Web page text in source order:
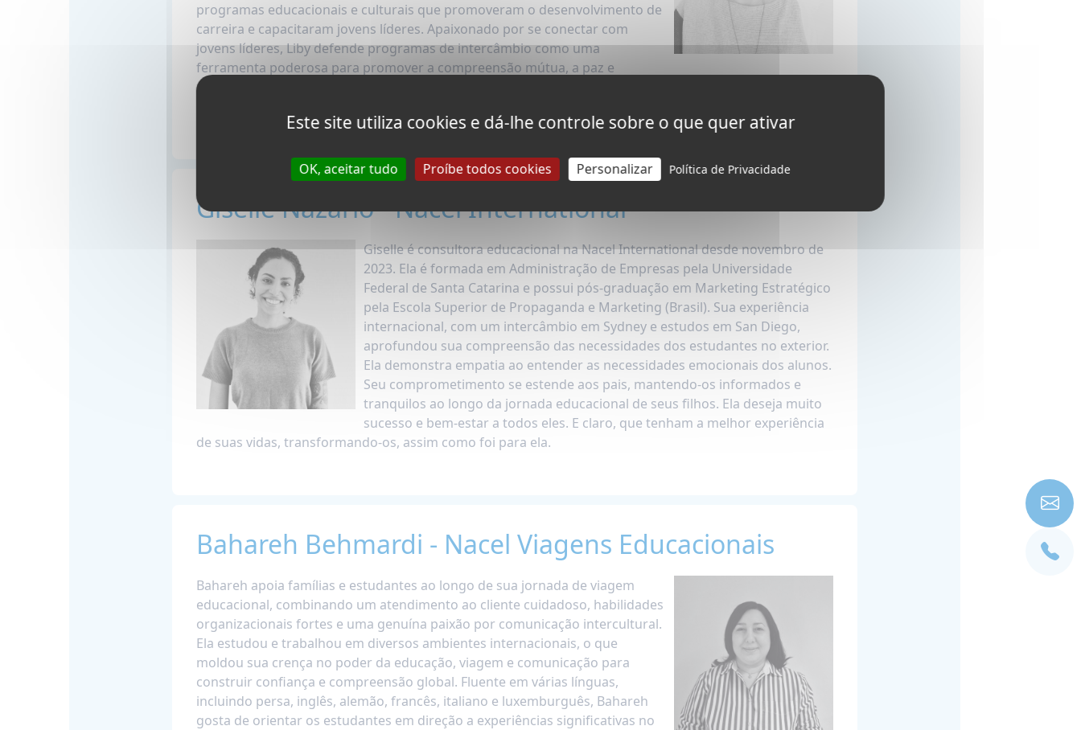
programas educacionais e culturais que promoveram o desenvolvimento de
carreira e capacitaram jovens líderes. Apaixonado por se conectar com
jovens líderes, Liby defende programas de intercâmbio como uma
ferramenta poderosa para promover a compreensão mútua, a paz e
relacionamentos globais duradouros. Ela apoia os pais quando seus filhos embarcam nesta experiência
Giselle Nazário - Nacel International
Giselle é consultora educacional na Nacel International desde novembro de
2023. Ela é formada em Administração de Empresas pela Universidade
Federal de Santa Catarina e possui pós-graduação em Marketing Estratégico
pela Escola Superior de Propaganda e Marketing (Brasil). Sua experiência
internacional, com um intercâmbio em Sydney e estudos em San Diego,
aprofundou sua compreensão das necessidades dos estudantes no exterior.
Ela demonstra empatia ao entender as necessidades emocionais dos alunos.
Seu comprometimento se estende aos pais, mantendo-os informados e
tranquilos ao longo da jornada educacional de seus filhos. Ela deseja muito
sucesso e bem-estar a todos eles. E claro, que tenham a melhor experiência
de suas vidas, transformando-os, assim como foi para ela.
Bahareh Behmardi - Nacel Viagens Educacionais
Bahareh apoia famílias e estudantes ao longo de sua jornada de viagem
educacional, combinando um atendimento ao cliente cuidadoso, habilidades
organizacionais fortes e uma genuína paixão por comunicação intercultural.
Ela estudou e trabalhou em diversos ambientes internacionais, o que
moldou sua crença no poder da educação, viagem e comunicação para
construir confiança e compreensão global. Fluente em várias línguas,
incluindo persa, inglês, alemão, francês, italiano e luxemburguês, Bahareh
gosta de orientar os estudantes em direção a experiências significativas no
Este site utiliza cookies e dá-lhe controle sobre o que quer ativar
OK, aceitar tudo Proíbe todos cookies Personalizar Política de Privacidade